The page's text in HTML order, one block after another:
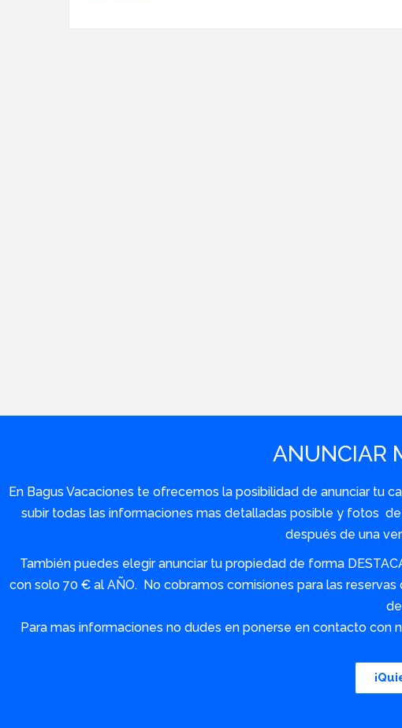
ANUNCIAR
En Bagus Vacaciones te ofrecemos la posibilidad de anunciar tu
subir todas las informaciones mas detalladas posible y fotos
después de una
También puedes elegir anunciar tu propiedad de forma
con solo 70 € al AÑO. No cobramos comisiones para las
Para mas informaciones no dudes en ponerse en contacto con